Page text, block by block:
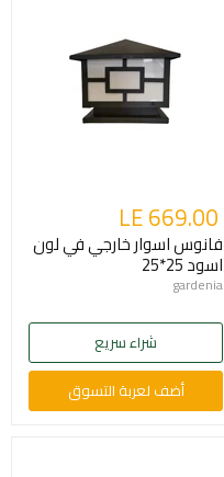
LE 669.00
فانوس اسوار خارجي في لون
اسود 25*25
gardenia
شراء سريع
أضف لعربة التسوق